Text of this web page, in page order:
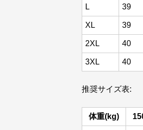
L 39
XL 39
2XL 40
3XL 40
推奨サイズ表:
体重(kg)